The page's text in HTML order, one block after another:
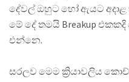
දේවල් ඔහුට හෝ ඇයට
මේ දේ තමයි Breakup
එන්නෙ.
සරලව මෙම ක්‍රියාවලිය